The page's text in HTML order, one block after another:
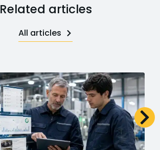
Related articles
All articles